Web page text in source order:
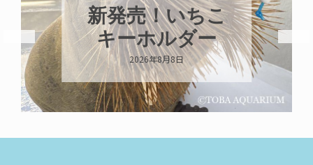
新発売！いちこ
キーホルダー
2026年8月8日
ガ